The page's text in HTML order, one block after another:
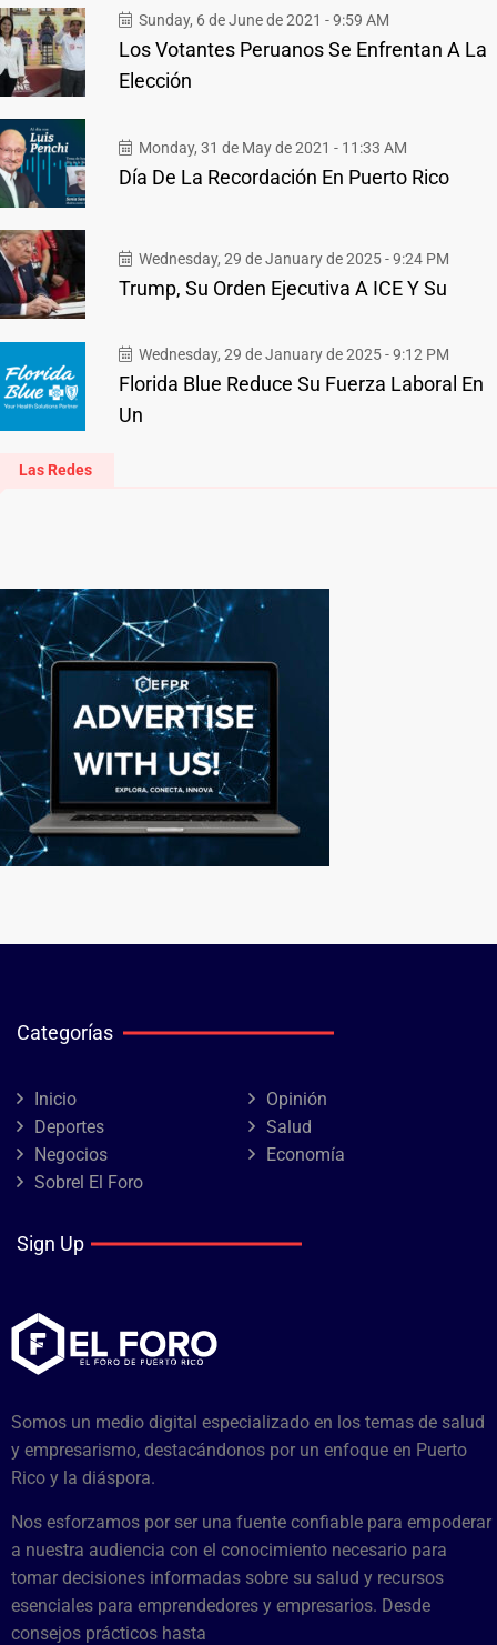
Sunday, 6 de June de 2021 - 9:59 AM
Los Votantes Peruanos Se Enfrentan A La
Elección
Monday, 31 de May de 2021 - 11:33 AM
Día De La Recordación En Puerto Rico
Wednesday, 29 de January de 2025 - 9:24 PM
Trump, Su Orden Ejecutiva A ICE Y Su
Wednesday, 29 de January de 2025 - 9:12 PM
Florida Blue Reduce Su Fuerza Laboral En
Un
Las Redes
Categorías
Inicio
Opinión
Deportes
Salud
Negocios
Economía
Sobrel El Foro
Sign Up
Somos un medio digital especializado en los temas de salud
y empresarismo, destacándonos por un enfoque en Puerto
Rico y la diáspora.
Nos esforzamos por ser una fuente confiable para empoderar
a nuestra audiencia con el conocimiento necesario para
tomar decisiones informadas sobre su salud y recursos
esenciales para emprendedores y empresarios. Desde
consejos prácticos hasta